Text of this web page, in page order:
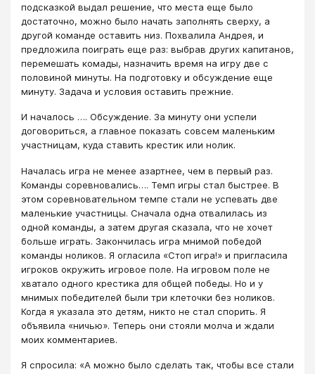
подсказкой выдал решение, что места еще было
достаточно, можно было начать заполнять сверху, а
другой команде оставить низ. Похвалила Андрея, и
предложила поиграть еще раз: выбрав других капитанов,
перемешать комады, назначить время на игру две с
половиной минуты. На подготовку и обсуждение еще
минуту. Задача и условия оставить прежние.
И началось …. Обсуждение. За минуту они успели
договориться, а главное показать совсем маленьким
участницам, куда ставить крестик или нолик.
Началась игра не менее азартнее, чем в первый раз.
Команды соревновались…. Темп игры стал быстрее. В
этом соревновательном темпе стали не успевать две
маленькие участницы. Сначала одна отвалилась из
одной команды, а затем другая сказала, что не хочет
больше играть. Закончилась игра мнимой победой
команды ноликов. Я огласила «Стоп игра!» и пригласила
игроков окружить игровое поле. На игровом поле не
хватало одного крестика для общей победы. Но и у
мнимых победителей были три клеточки без ноликов.
Когда я указала это детям, никто не стал спорить. Я
объявила «ничью». Теперь они стояли молча и ждали
моих комментариев.
Я спросила: «А можно было сделать так, чтобы все стали